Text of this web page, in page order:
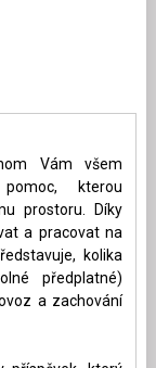
Vám všem
kterou
prostoru. Díky
a pracovat na
kolika
předplatné)
a zachování